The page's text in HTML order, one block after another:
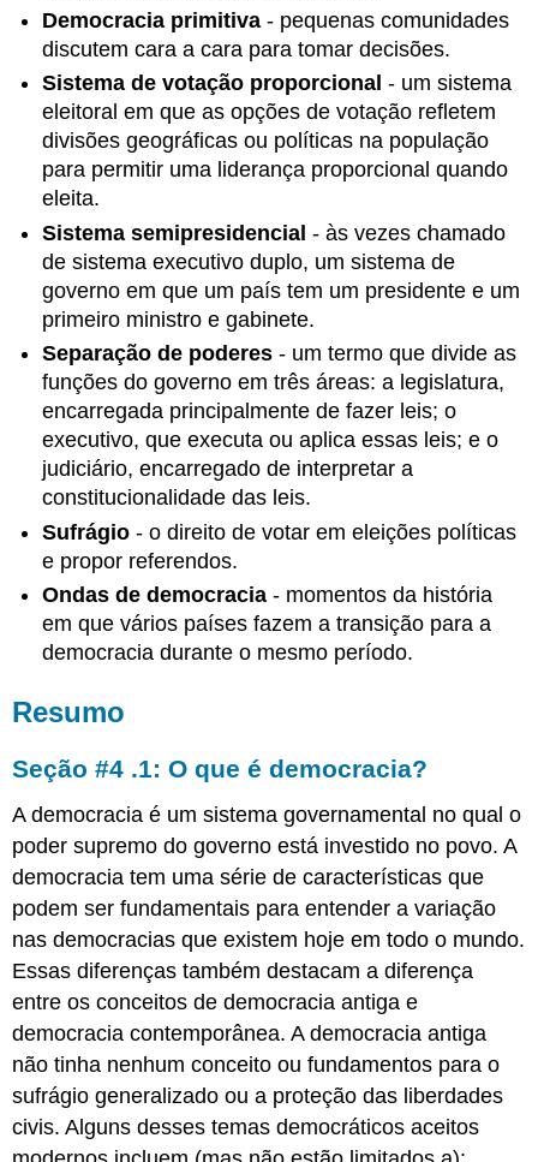
Democracia primitiva - pequenas comunidades
discutem cara a cara para tomar decisões.
Sistema de votação proporcional - um sistema
eleitoral em que as opções de votação refletem
divisões geográficas ou políticas na população
para permitir uma liderança proporcional quando
eleita.
Sistema semipresidencial - às vezes chamado
de sistema executivo duplo, um sistema de
governo em que um país tem um presidente e um
primeiro ministro e gabinete.
Separação de poderes - um termo que divide as
funções do governo em três áreas: a legislatura,
encarregada principalmente de fazer leis; o
executivo, que executa ou aplica essas leis; e o
judiciário, encarregado de interpretar a
constitucionalidade das leis.
Sufrágio - o direito de votar em eleições políticas
e propor referendos.
Ondas de democracia - momentos da história
em que vários países fazem a transição para a
democracia durante o mesmo período.
Resumo
Seção #4 .1: O que é democracia?
A democracia é um sistema governamental no qual o
poder supremo do governo está investido no povo. A
democracia tem uma série de características que
podem ser fundamentais para entender a variação
nas democracias que existem hoje em todo o mundo.
Essas diferenças também destacam a diferença
entre os conceitos de democracia antiga e
democracia contemporânea. A democracia antiga
não tinha nenhum conceito ou fundamentos para o
sufrágio generalizado ou a proteção das liberdades
civis. Alguns desses temas democráticos aceitos